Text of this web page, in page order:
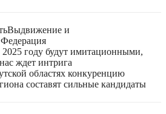
Выдвижение и
году будут имитационными,
ждет интрига
областях конкуренцию
составят сильные кандидаты